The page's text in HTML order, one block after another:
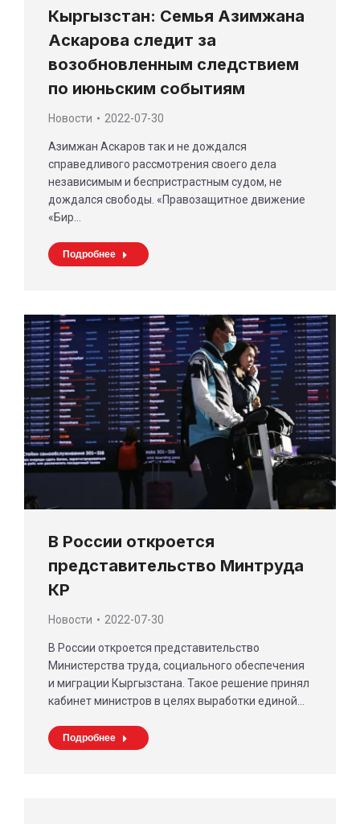
Кыргызстан: Семья Азимжана
Аскарова следит за
возобновленным следствием
по июньским событиям
Новости 2022-07-30
Азимжан Аскаров так и не дождался
справедливого рассмотрения своего дела
независимым и беспристрастным судом, не
дождался свободы. «Правозащитное движение
«Бир…
Подробнее
В России откроется
представительство Минтруда
КР
Новости 2022-07-30
В России откроется представительство
Министерства труда, социального обеспечения
и миграции Кыргызстана. Такое решение принял
кабинет министров в целях выработки единой…
Подробнее